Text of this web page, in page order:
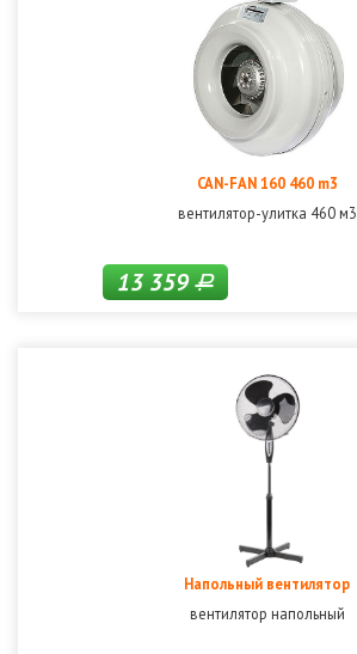
CAN-FAN 160 460 m3
вентилятор-улитка 460 м3
13 359Р
Напольный вентилятор
вентилятор напольный